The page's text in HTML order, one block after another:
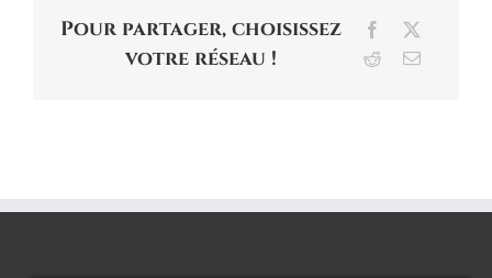
Pour partager, choisissez
votre réseau !
Facebook
RedditEmail